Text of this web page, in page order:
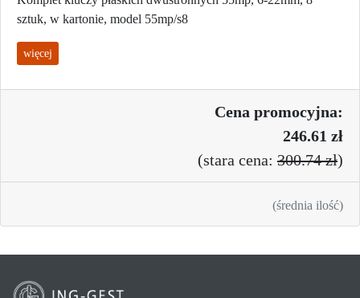
sztuk, w kartonie, model 55mp/s8
więcej
Cena promocyjna:
246.61 zł
(stara cena: 300.74 zł)
(średnia ilość)